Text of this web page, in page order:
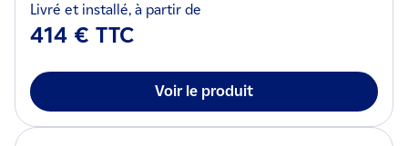
Livré et installé, à partir de
414 € TTC
Voir le produit